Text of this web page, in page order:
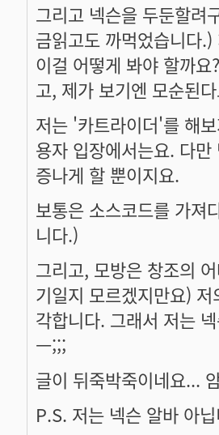
그리고 넥슨을 두둔할려
금읽고도 까먹었습니다
이걸 어떻게 봐야 할까
고, 제가 보기엔 모순된
저는 '카트라이더'를 해
용자 입장에서는요. 다
증나게 할 뿐이지요.
보통은 소스코드를 가져
니다.)
그리고, 모방은 창조의
기일지 모르겠지만요)
각합니다. 그래서 저는
ㅡ;;;
글이 뒤죽박죽이네요...
P.S. 저는 넥슨 알바 아